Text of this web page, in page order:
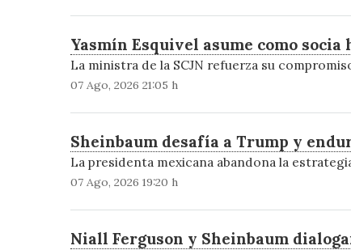
Yasmín Esquivel asume como
La ministra de la SCJN refuerza su
07 Ago, 2026 21:05 h
Sheinbaum desafía a Trump y
La presidenta mexicana abandona la
07 Ago, 2026 19:20 h
Niall Ferguson y Sheinbaum